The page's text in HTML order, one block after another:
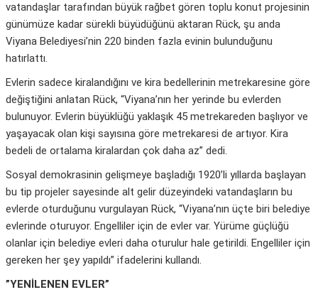
vatandaşlar tarafından büyük rağbet gören toplu konut projesinin
günümüze kadar sürekli büyüdüğünü aktaran Rück, şu anda
Viyana Belediyesi’nin 220 binden fazla evinin bulunduğunu
hatırlattı.
Evlerin sadece kiralandığını ve kira bedellerinin metrekaresine göre
değiştiğini anlatan Rück, “Viyana’nın her yerinde bu evlerden
bulunuyor. Evlerin büyüklüğü yaklaşık 45 metrekareden başlıyor ve
yaşayacak olan kişi sayısına göre metrekaresi de artıyor. Kira
bedeli de ortalama kiralardan çok daha az” dedi.
Sosyal demokrasinin gelişmeye başladığı 1920’li yıllarda başlayan
bu tip projeler sayesinde alt gelir düzeyindeki vatandaşların bu
evlerde oturduğunu vurgulayan Rück, “Viyana’nın üçte biri belediye
evlerinde oturuyor. Engelliler için de evler var. Yürüme güçlüğü
olanlar için belediye evleri daha oturulur hale getirildi. Engelliler için
gereken her şey yapıldı” ifadelerini kullandı.
”YENİLENEN EVLER”